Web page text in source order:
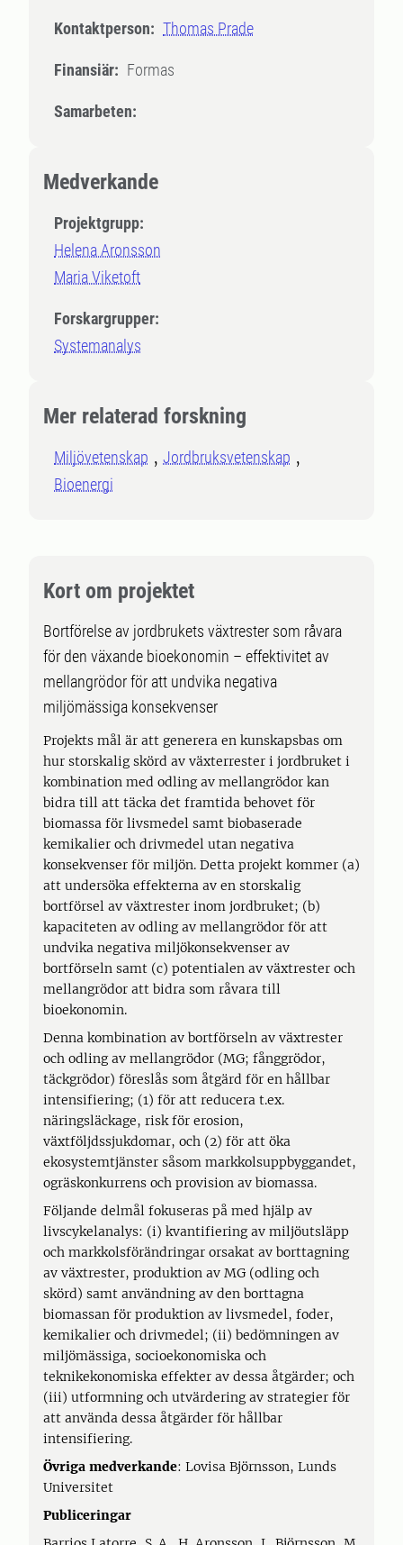
Kontaktperson: Thomas Prade
Finansiär: Formas
Samarbeten:
Medverkande
Projektgrupp:
Helena Aronsson
Maria Viketoft
Forskargrupper:
Systemanalys
Mer relaterad forskning
Miljövetenskap
Jordbruksvetenskap
Bioenergi
Kort om projektet
Bortförelse av jordbrukets växtrester som råvara
för den växande bioekonomin – effektivitet av
mellangrödor för att undvika negativa
miljömässiga konsekvenser
Projekts mål är att generera en kunskapsbas om
hur storskalig skörd av växterrester i jordbruket i
kombination med odling av mellangrödor kan
bidra till att täcka det framtida behovet för
biomassa för livsmedel samt biobaserade
kemikalier och drivmedel utan negativa
konsekvenser för miljön. Detta projekt kommer (a)
att undersöka effekterna av en storskalig
bortförsel av växtrester inom jordbruket; (b)
kapaciteten av odling av mellangrödor för att
undvika negativa miljökonsekvenser av
bortförseln samt (c) potentialen av växtrester och
mellangrödor att bidra som råvara till
bioekonomin.
Denna kombination av bortförseln av växtrester
och odling av mellangrödor (MG; fånggrödor,
täckgrödor) föreslås som åtgärd för en hållbar
intensifiering; (1) för att reducera t.ex.
näringsläckage, risk för erosion,
växtföljdssjukdomar, och (2) för att öka
ekosystemtjänster såsom markkolsuppbyggandet,
ogräskonkurrens och provision av biomassa.
Följande delmål fokuseras på med hjälp av
livscykelanalys: (i) kvantifiering av miljöutsläpp
och markkolsförändringar orsakat av borttagning
av växtrester, produktion av MG (odling och
skörd) samt användning av den borttagna
biomassan för produktion av livsmedel, foder,
kemikalier och drivmedel; (ii) bedömningen av
miljömässiga, socioekonomiska och
teknikekonomiska effekter av dessa åtgärder; och
(iii) utformning och utvärdering av strategier för
att använda dessa åtgärder för hållbar
intensifiering.
Övriga medverkande: Lovisa Björnsson, Lunds
Universitet
Publiceringar